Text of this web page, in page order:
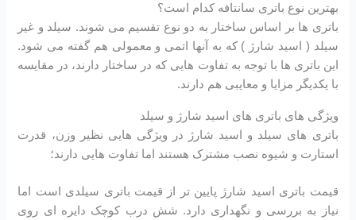
بهترین نوع باتری سانتافه کدام است؟
باتری ها بر اساس ساختار به دو نوع تقسیم می شوند. سیلد و غیر
سیلد ( اسید شارژ ) که به آنها اتمی و معمولی هم گفته می شود.
این باتری ها با توجه به تفاوت هایی که در ساختار دارند، در مقایسه
با یکدیگر مزایا و معایبی هم دارند.
ویژگی های باتری های اسید شارژ و سیلد
باتری های سیلد و اسید شارژ در ویژگی هایی نظیر وزن، قدرت
استارت و شیوه نصب مشترک هستند اما تفاوت هایی دارند؛
قیمت باتری اسید شارژ پایین تر از قیمت باتری سیلدی است اما
نیاز به بررسی و نگهداری دارد. شش درب کوچک دایره ای روی